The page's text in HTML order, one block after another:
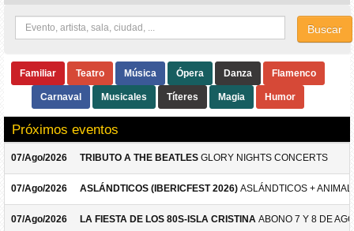
Buscar
Familiar Teatro Música Ópera Danza Flamenco
Carnaval Musicales Títeres Magia Humor
Próximos eventos
07/Ago/2026 TRIBUTO A THE BEATLES GLORY NIGHTS CONCERTS
07/Ago/2026 ASLÁNDTICOS (IBERICFEST 2026) ASLÁNDTICOS +
07/Ago/2026 LA FIESTA DE LOS 80S-ISLA CRISTINA ABONO 7 Y 8 DE